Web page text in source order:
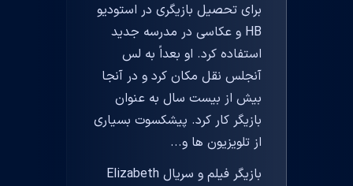
برای تحصیل بازیگری در استودیو
HB و عکاسی در مدرسه جدید
استفاده کرد. او بعداً به لس
آنجلس نقل مکان کرد و در آنجا
بیش از بیست سال به عنوان
بازیگر کار کرد. پیشکسوت بسیاری
از تلویزیون ها و...
بازیگر فیلم و سریال Elizabeth